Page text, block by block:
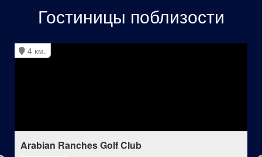
Гостиницы поблизости
4 км.
Arabian Ranches Golf Club